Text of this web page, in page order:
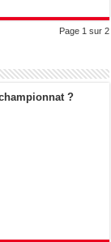
Page 1 sur 2
?